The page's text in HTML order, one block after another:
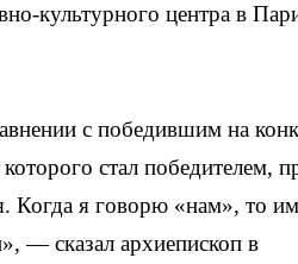
культурного центра в
с победившим на
стал победителем,
Когда я говорю «нам», то
— сказал архиепископ в